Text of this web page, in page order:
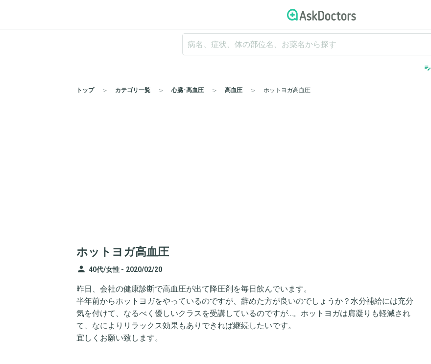
edit_note
トップ カテゴリ一覧 心臓･高血圧 高血圧 ホットヨガ高血圧
ホットヨガ高血圧
person 40代/女性 - 2020/02/20
昨日、会社の健康診断で高血圧が出て降圧剤を毎日飲んでいます。
半年前からホットヨガをやっているのですが、辞めた方が良いのでしょうか？水分補給には充分
気を付けて、なるべく優しいクラスを受講しているのですが…。ホットヨガは肩凝りも軽減され
て、なによりリラックス効果もありできれば継続したいです。
宜しくお願い致します。